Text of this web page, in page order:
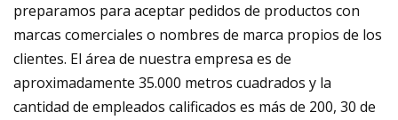
preparamos para aceptar pedidos de productos con
marcas comerciales o nombres de marca propios de los
clientes. El área de nuestra empresa es de
aproximadamente 35.000 metros cuadrados y la
cantidad de empleados calificados es más de 200, 30 de